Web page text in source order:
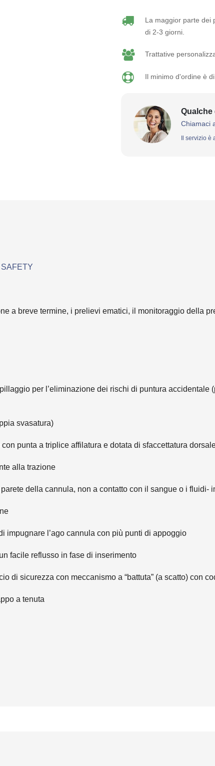
La maggior parte dei
di 2-3 giorni.
Trattative
Il minimo d'ordine è
Chiamaci
Il servizio è
a breve termine, i prelievi ematici, il monitoraggio della
per l’eliminazione dei rischi di puntura accidentale
svasatura)
punta a triplice affilatura e dotata di sfaccettatura
alla trazione
della cannula, non a contatto con il sangue o i fluidi-
impugnare l’ago cannula con più punti di appoggio
facile reflusso in fase di inserimento
di sicurezza con meccanismo a “battuta” (a scatto) con
a tenuta